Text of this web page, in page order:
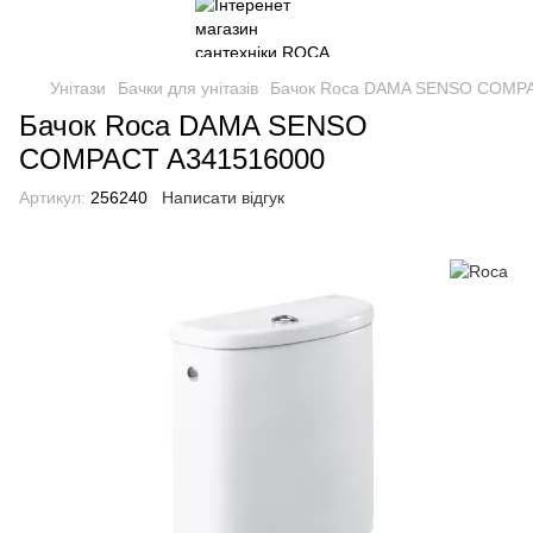
Унітази Бачки для унітазів Бачок Roca DAMA SENSO
Бачок Roca DAMA SENSO
COMPACT A341516000
Артикул: 256240 Написати відгук